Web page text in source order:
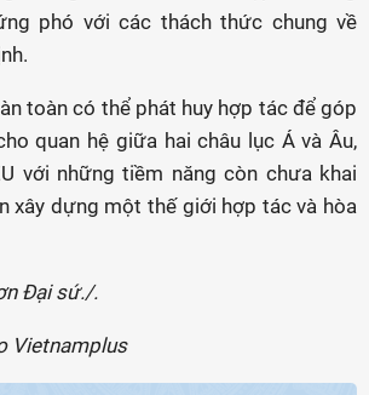
phó với các thách thức chung về
toàn có thể phát huy hợp tác để góp
quan hệ giữa hai châu lục Á và Âu,
với những tiềm năng còn chưa khai
xây dựng một thế giới hợp tác và hòa
Đại sứ./.
Vietnamplus